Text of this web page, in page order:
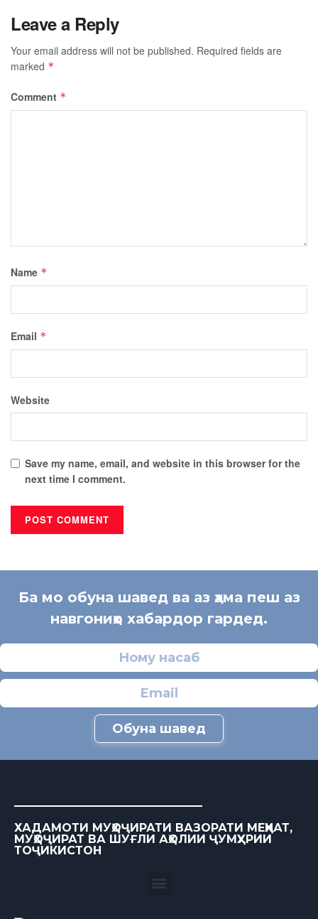
Leave a Reply
Your email address will not be published. Required fields are
marked *
Comment *
Name *
Email *
Website
Save my name, email, and website in this browser for the
next time I comment.
Ба мо обуна шавед ва аз ҳама пеш аз
навгониҳо хабардор гардед.
Обуна шавед
ХАДАМОТИ МУҲОҶИРАТИ ВАЗОРАТИ МЕҲНАТ,
МУҲОҶИРАТ ВА ШУҒЛИ АҲОЛИИ ҶУМҲУРИИ
ТОҶИКИСТОН